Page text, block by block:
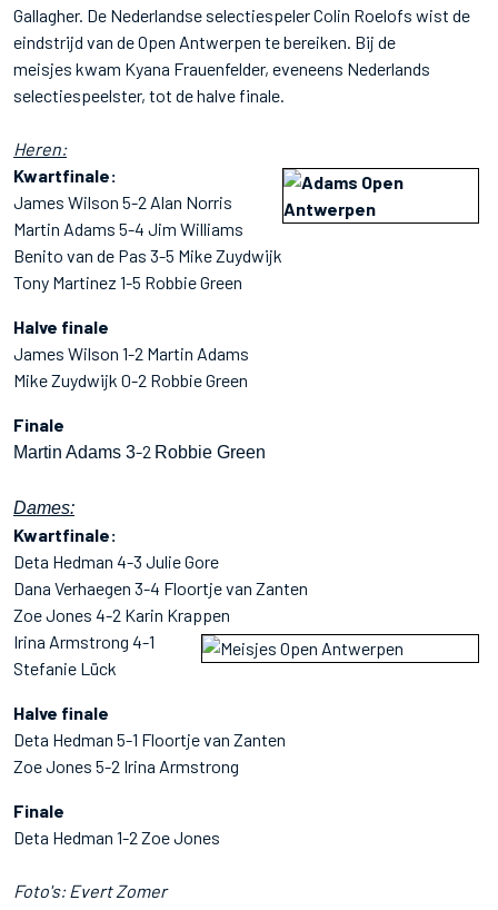
Gallagher. De Nederlandse selectiespeler Colin Roelofs wist de
eindstrijd van de Open Antwerpen te bereiken. Bij de
meisjes kwam Kyana Frauenfelder, eveneens Nederlands
selectiespeelster, tot de halve finale.
Heren:
Kwartfinale:
James Wilson 5-2 Alan Norris
Martin Adams 5-4 Jim Williams
Benito van de Pas 3-5 Mike Zuydwijk
Tony Martinez 1-5 Robbie Green
Halve finale
James Wilson 1-2 Martin Adams
Mike Zuydwijk 0-2 Robbie Green
Finale
Martin Adams 3-2 Robbie Green
Dames:
Kwartfinale:
Deta Hedman 4-3 Julie Gore
Dana Verhaegen 3-4 Floortje van Zanten
Zoe Jones 4-2 Karin Krappen
Irina Armstrong 4-1
Stefanie Lück
Halve finale
Deta Hedman 5-1 Floortje van Zanten
Zoe Jones 5-2 Irina Armstrong
Finale
Deta Hedman 1-2 Zoe Jones
Foto's: Evert Zomer